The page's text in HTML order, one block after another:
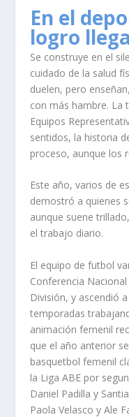
En el
logro
Se construye en el
cuidado de la salud
duelen, pero
con más hambre. La
Equipos
sentidos, la historia
proceso, aunque los
Este año, varios de
demostró a quienes
aunque suene
el trabajo diario.
El equipo de futbol
Conferencia
División, y ascendió
temporadas
animación femenil
que el año anterior
basquetbol femenil
la Liga ABE por
Daniel Padilla y
Paola Velasco y Ale